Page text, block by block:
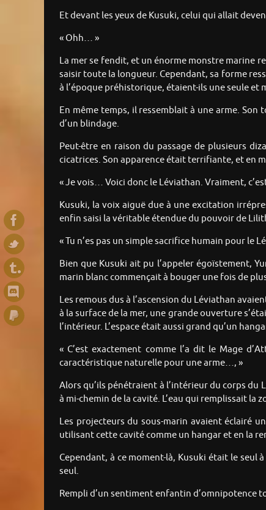
Et devant les yeux de Kusuki, celui qui allait
« Ohh… »
La mer se fendit, et un énorme monstre marine
saisir toute la longueur. Cependant, sa forme
à l’époque préhistorique, étaient-ils une seule et
En même temps, il ressemblait à une arme.
d’un blindage.
Peut-être en raison du passage de plusieurs
cicatrices. Son apparence était terrifiante, et en
« Je vois… Voici donc le Léviathan. Vraiment,
Kusuki, la voix aiguë due à une excitation
enfin saisi la véritable étendue du pouvoir de
« Tu n’es pas un simple sacrifice humain pour le
Bien que Kusuki ait pu l’appeler égoïstement,
marin blanc commençait à bouger une fois de
Les remous dus à l’ascension du Léviathan
à la surface de la mer, une grande ouverture
l’intérieur. L’espace était aussi grand qu’un
« C’est exactement comme l’a dit le Mage
caractéristique naturelle pour une arme…, »
Alors qu’ils pénétraient à l’intérieur du corps
à mi-chemin de la cavité. L’eau qui remplissait la
Les projecteurs du sous-marin avaient éclairé
utilisant cette cavité comme un hangar et en la
Cependant, à ce moment-là, Kusuki était le seul
seul.
Rempli d’un sentiment enfantin d’omnipotence